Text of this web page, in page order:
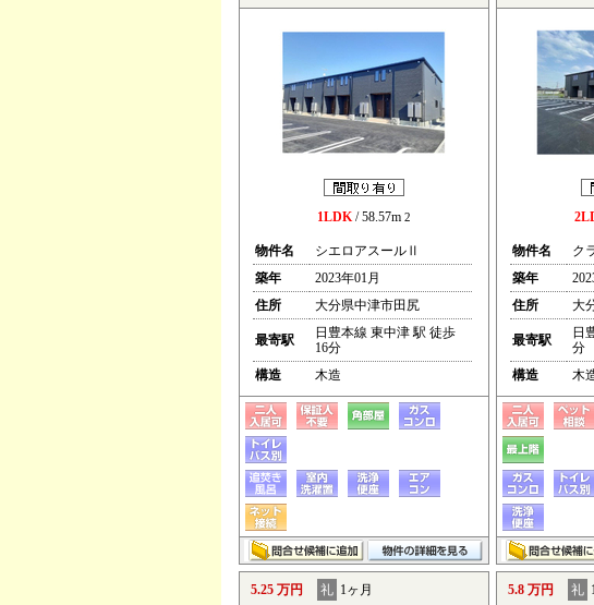
1LDK/ 58.57m 2
物件名
シエロアスールⅡ
築年
2023年01月
住所
大分県中津市田尻
最寄駅
日豊本線 東中津 駅 徒歩
16分
構造
木造
物件名
ク
築年
住所
大
最寄駅
日
分
構造
木
5.25 万円 礼 1ヶ月 5.8 万円 礼